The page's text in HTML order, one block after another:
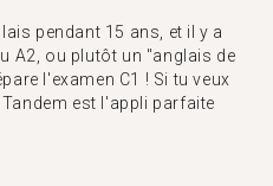
pendant 15 ans, et il y a
A2, ou plutôt un "anglais de
l'examen C1 ! Si tu veux
est l'appli parfaite